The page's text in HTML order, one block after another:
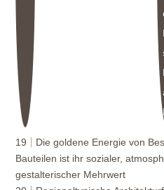
19 Die goldene Energie von
Bauteilen ist ihr sozialer,
gestalterischer Mehrwert